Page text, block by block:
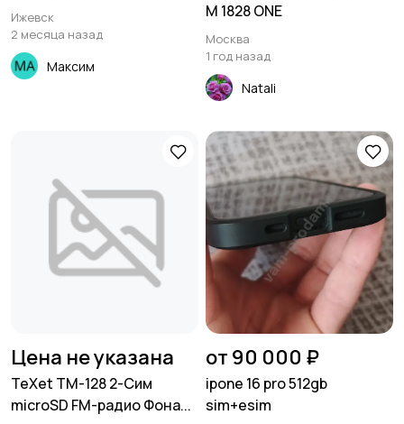
Ижевск
2 месяца назад
Максим
M 1828 ONE
Москва
1 год назад
Natali
Цена не указана
TeXet TM-128 2-Сим
microSD FM-радио Фона...
от 90 000 ₽
ipone 16 pro 512gb
sim+esim